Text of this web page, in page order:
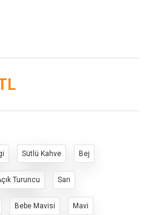
Sütlü Kahve Bej
Turuncu Sarı
Bebe Mavisi Mavi